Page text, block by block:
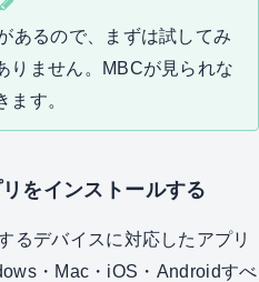
あるので、まずは試してみ
りません。MBCが見られな
す。
をインストールする
るデバイスに対応したアプリ
・Mac・iOS・Androidすべ